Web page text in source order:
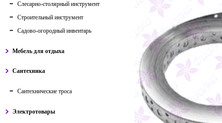
Слесарно-столярный инструмент
Строительный инструмент
Садово-огородный инвентарь
Мебель для отдыха
Сантехника
Сантехнические троса
Электротовары